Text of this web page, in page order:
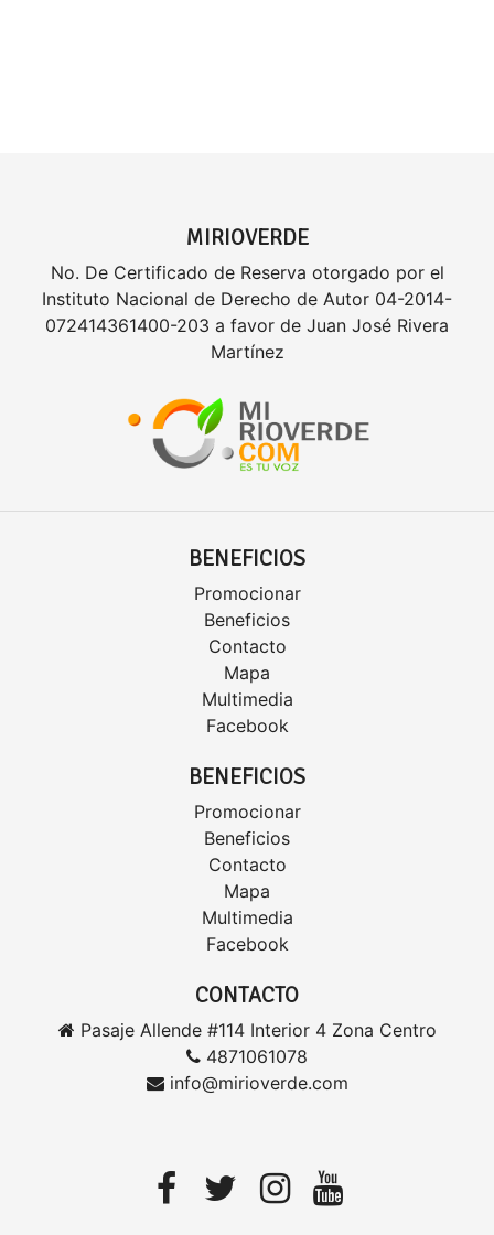
MIRIOVERDE
No. De Certificado de Reserva otorgado por el
Instituto Nacional de Derecho de Autor 04-2014-
072414361400-203 a favor de Juan José Rivera
Martínez
BENEFICIOS
Promocionar
Beneficios
Contacto
Mapa
Multimedia
Facebook
BENEFICIOS
Promocionar
Beneficios
Contacto
Mapa
Multimedia
Facebook
CONTACTO
Pasaje Allende #114 Interior 4 Zona Centro
4871061078
info@mirioverde.com